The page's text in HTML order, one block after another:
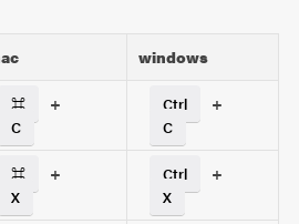
るべきショートカットキー
ートカットキーをカスタム
windows
⌘ +
C
Ctrl +
C
⌘ +
X
Ctrl +
X